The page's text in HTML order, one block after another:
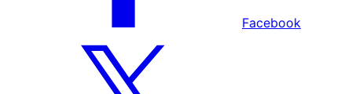
Facebook